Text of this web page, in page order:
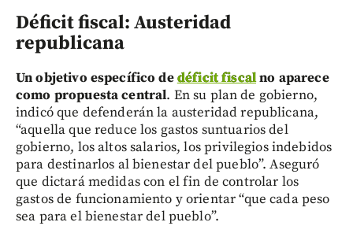
Déficit fiscal: Austeridad
republicana
Un objetivo específico dedéficit fiscalno aparece
como propuesta central. En su plan de gobierno,
indicó que defenderán la austeridad republicana,
“aquella que reduce los gastos suntuarios del
gobierno, los altos salarios, los privilegios indebidos
para destinarlos al bienestar del pueblo”. Aseguró
que dictará medidas con el fin de controlar los
gastos de funcionamiento y orientar “que cada peso
sea para el bienestar del pueblo”.